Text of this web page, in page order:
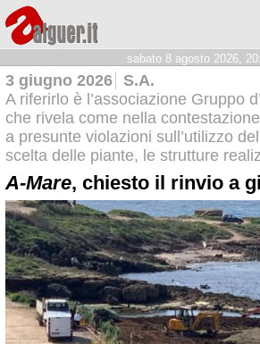
sabato 8 agosto 2026,
3 giugno 2026
S.A.
A riferirlo è l’associazione Gruppo
che rivela come nella
a presunte violazioni sull’utilizzo
scelta delle piante, le strutture
A-Mare, chiesto il rinvio a